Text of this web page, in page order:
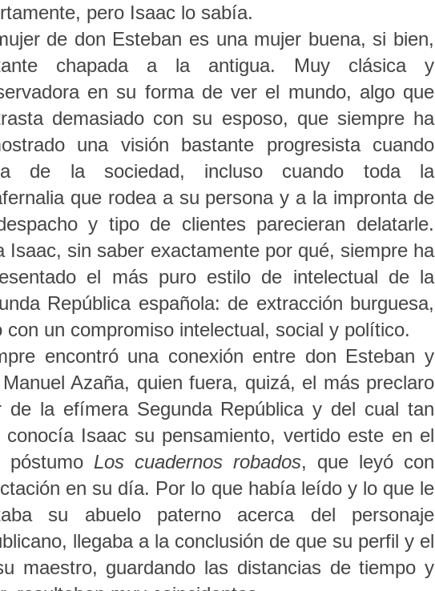
pero Isaac lo sabía.
de don Esteban es una mujer buena, si bien,
chapada a la antigua. Muy clásica y
en su forma de ver el mundo, algo que
demasiado con su esposo, que siempre ha
una visión bastante progresista cuando
de la sociedad, incluso cuando toda la
que rodea a su persona y a la impronta de
y tipo de clientes parecieran delatarle.
Isaac, sin saber exactamente por qué, siempre ha
el más puro estilo de intelectual de la
República española: de extracción burguesa,
con un compromiso intelectual, social y político.
encontró una conexión entre don Esteban y
Azaña, quien fuera, quizá, el más preclaro
de la efímera Segunda República y del cual tan
conocía Isaac su pensamiento, vertido este en el
póstumo Los cuadernos robados, que leyó con
en su día. Por lo que había leído y lo que le
su abuelo paterno acerca del personaje
llegaba a la conclusión de que su perfil y el
maestro, guardando las distancias de tiempo y